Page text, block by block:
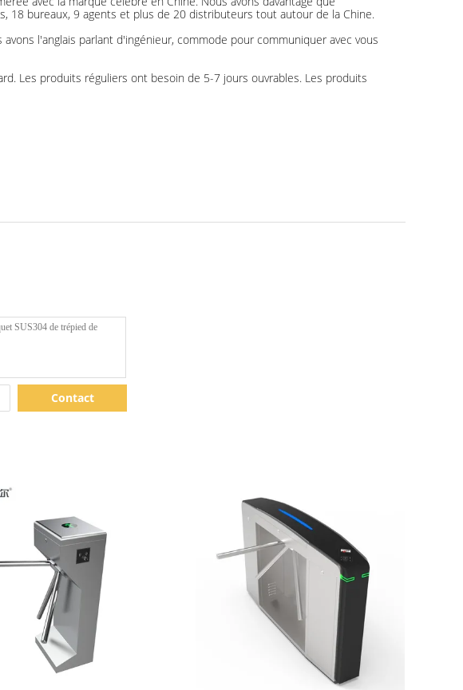
18 bureaux, 9 agents et plus de 20 distributeurs tout autour de la Chine.
l'anglais parlant d'ingénieur, commode pour communiquer avec vous
Les produits réguliers ont besoin de 5-7 jours ouvrables. Les produits
Contact